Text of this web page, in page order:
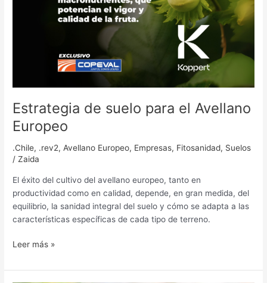
Estrategia de suelo para el Avellano
Europeo
.Chile, .rev2, Avellano Europeo, Empresas, Fitosanidad, Suelos
/Zaida
El éxito del cultivo del avellano europeo, tanto en
productividad como en calidad, depende, en gran medida, del
equilibrio, la sanidad integral del suelo y cómo se adapta a las
características específicas de cada tipo de terreno.
Leer más »